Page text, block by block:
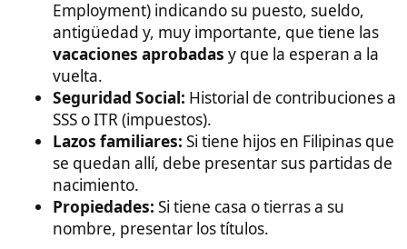
Fotos juntos:Imprimir fotos de diferentes
fechas donde salgáis juntos (no valen capturas
de videollamada borrosas). Fotos de viajes
juntos, comiendo en un restaurante,
paseando cogidos de la mano, dando un beso,
besando su mano, dando un abrazo.
Fotos juntoscon familia en la que salgáis
vosotros.
Viajes previos:Copia de los sellos de tu
pasaporte entrando en Filipinas.
Viajes previos juntos: Guarda los billetes de
avión a Boracay, Siargao (Por ejemplo), con la
misma fecha y asientos uno al lado del otro.